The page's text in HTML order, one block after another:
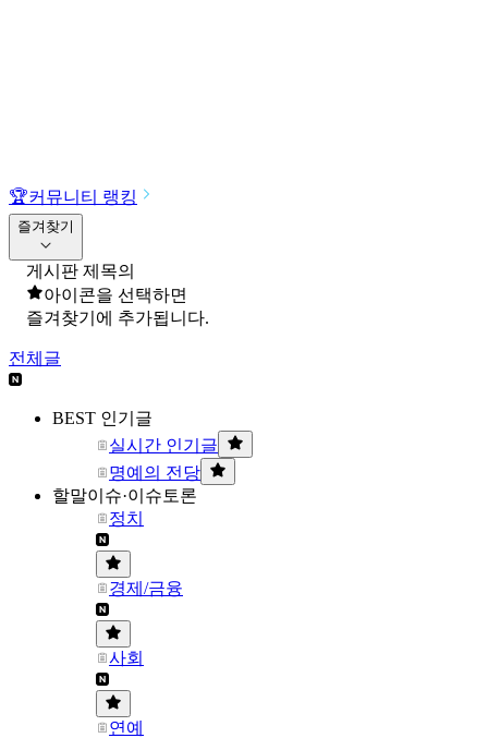
🏆커뮤니티 랭킹
즐겨찾기
게시판 제목의
아이콘을 선택하면
즐겨찾기에 추가됩니다.
전체글
BEST 인기글
실시간 인기글
명예의 전당
할말이슈·이슈토론
정치
경제/금융
사회
연예